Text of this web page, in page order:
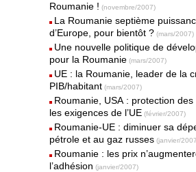
Roumanie ! (novembre/2007)
La Roumanie septième
d’Europe, pour bientôt ? (mars/2007)
Une nouvelle politique de
pour la Roumanie (mars/2007)
UE : la Roumanie, leader de la
PIB/habitant (mars/2007)
Roumanie, USA : protection
les exigences de l’UE (février/2007)
Roumanie-UE : diminuer sa
pétrole et au gaz russes (janvier/
Roumanie : les prix
l’adhésion (janvier/2007)